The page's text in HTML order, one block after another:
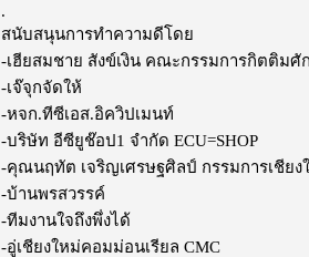
.
สนับสนุนการทำความดีโดย
-เฮียสมชาย สังข์เงิน คณะกรรมการกิตติมศั
-เจ๊จุกจัดให้
-หจก.ทีซีเอส.อิควิปเมนท์
-บริษัท อีซียูช๊อป1 จำกัด ECU=SHOP
-คุณนฤทัต เจริญเศรษฐศิลป์ กรรมการเชียง
-บ้านพรสวรรค์
-ทีมงานใจถึงพึ่งได้
-อู่เชียงใหม่คอมม่อนเรียล CMC